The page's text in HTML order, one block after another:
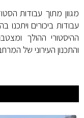
מגוון מתוך עבודות
עבודות ביכורים ויתכנו
ההיסטורי ההולך
והתכנון העירוני של